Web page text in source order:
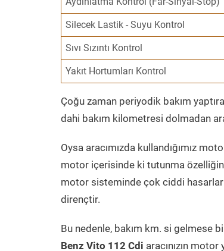
Silecek Lastik - Suyu Kontrol
Sıvı Sızıntı Kontrol
Yakıt Hortumları Kontrol
Çoğu zaman periyodik bakım
dahi bakım kilometresi dolmadan
Oysa aracımızda kullandığımız
motor içerisinde ki tutunma
motor sisteminde çok ciddi hasarlar
dirençtir.
Bu nedenle, bakım km. si gelmese
Benz Vito 112 Cdi aracınızın